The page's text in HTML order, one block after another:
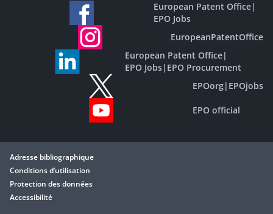
European Patent Office|
EPO Jobs
EuropeanPatentOffice
European Patent Office|
EPO Jobs| EPO Procurement
EPOorg| EPOjobs
EPO official
Adresse bibliographique
Conditions d’utilisation
Protection des données
Accessibilité